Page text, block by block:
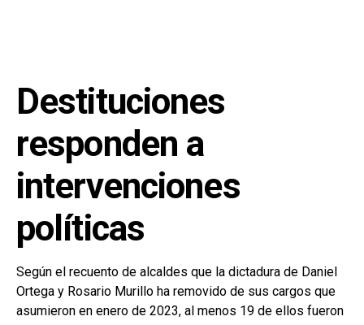
Destituciones
responden a
intervenciones
políticas
Según el recuento de alcaldes que la dictadura de Daniel
Ortega y Rosario Murillo ha removido de sus cargos que
asumieron en enero de 2023, al menos 19 de ellos fueron